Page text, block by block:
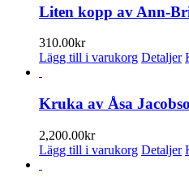
har
flera
De
olika
kan
väljas
Liten kopp av Ann-
310.00kr
Lägg till i varukorg Detaljer
Kruka av Åsa
2,200.00kr
Lägg till i varukorg Detaljer